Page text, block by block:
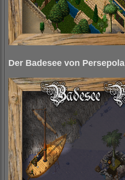
Der Badesee von Persepola